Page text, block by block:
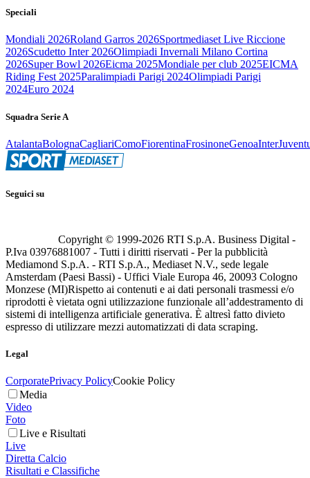
Speciali
Mondiali 2026Roland Garros 2026Sportmediaset Live Riccione
2026Scudetto Inter 2026Olimpiadi Invernali Milano Cortina
2026Super Bowl 2026Eicma 2025Mondiale per club 2025EICMA
Riding Fest 2025Paralimpiadi Parigi 2024Olimpiadi Parigi
2024Euro 2024
Squadra Serie A
AtalantaBolognaCagliariComoFiorentinaFrosinoneGenoaInter
Seguici su
Copyright © 1999-2026 RTI S.p.A. Business Digital -
P.Iva 03976881007 - Tutti i diritti riservati - Per la pubblicità
Mediamond S.p.A. - RTI S.p.A., Mediaset N.V., sede legale
Amsterdam (Paesi Bassi) - Uffici Viale Europa 46, 20093 Cologno
Monzese (MI)Rispetto ai contenuti e ai dati personali trasmessi e/o
riprodotti è vietata ogni utilizzazione funzionale all’addestramento di
sistemi di intelligenza artificiale generativa. È altresì fatto divieto
espresso di utilizzare mezzi automatizzati di data scraping.
Legal
CorporatePrivacy PolicyCookie Policy
Media
Video
Foto
Live e Risultati
Live
Diretta Calcio
Risultati e Classifiche